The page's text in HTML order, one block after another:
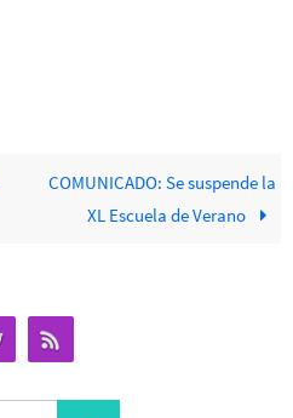
COMUNICADO: Se suspende la
XL Escuela de Verano